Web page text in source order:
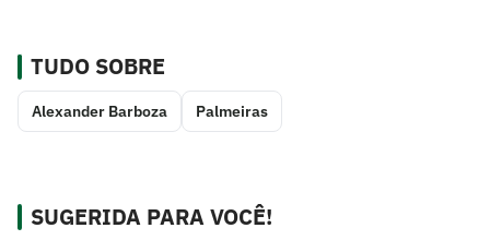
TUDO SOBRE
Alexander Barboza Palmeiras
SUGERIDA PARA VOCÊ!